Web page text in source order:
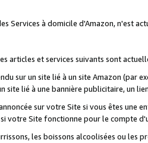
Services à domicile d'Amazon, n'est
articles et services suivants sont
sur un site lié à un site Amazon (par
site lié à une bannière publicitaire, un
sur votre Site si vous êtes une
votre Site fonctionne pour le compte
les boissons alcoolisées ou les